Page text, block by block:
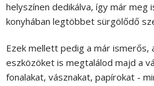
helyszínen dedikálva, így már meg
konyhában legtöbbet sürgölődő
Ezek mellett pedig a már ismerős,
eszközöket is megtalálod majd a
fonalakat, vásznakat, papírokat -